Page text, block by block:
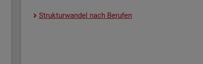
Struk­tur­wan­del nach Be­ru­fen